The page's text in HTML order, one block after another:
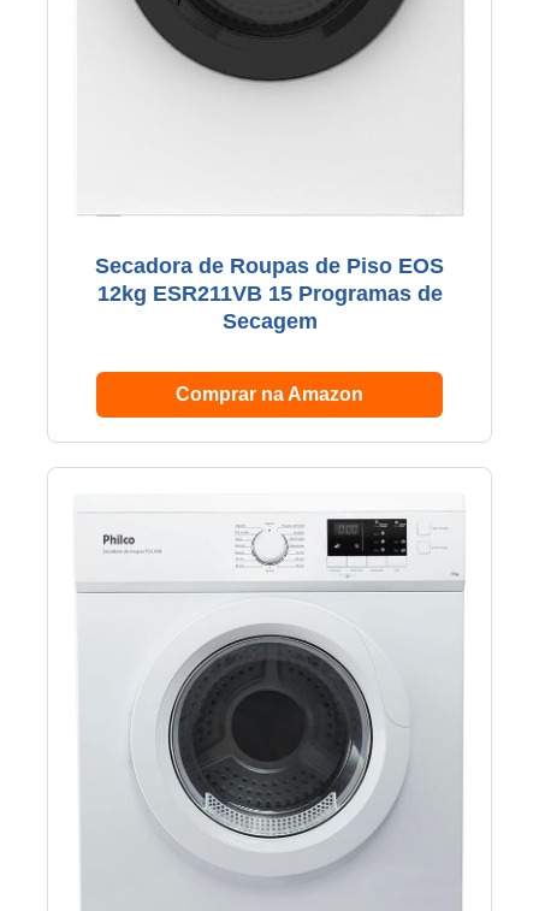
Secadora de Roupas de Piso EOS
12kg ESR211VB 15 Programas de
Secagem
Comprar na Amazon